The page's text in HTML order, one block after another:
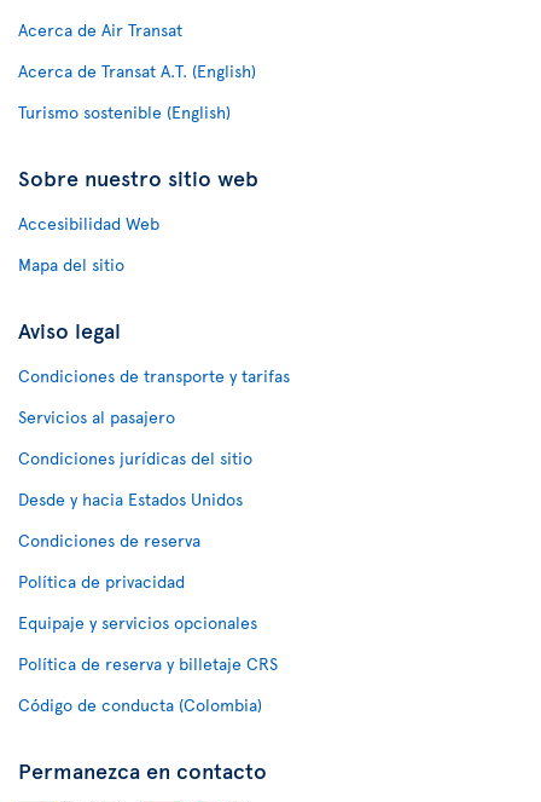
Acerca de Air Transat
Acerca de Transat A.T. (English)
Turismo sostenible (English)
Sobre nuestro sitio web
Accesibilidad Web
Mapa del sitio
Aviso legal
Condiciones de transporte y tarifas
Servicios al pasajero
Condiciones jurídicas del sitio
Desde y hacia Estados Unidos
Condiciones de reserva
Política de privacidad
Equipaje y servicios opcionales
Política de reserva y billetaje CRS
Código de conducta (Colombia)
Permanezca en contacto